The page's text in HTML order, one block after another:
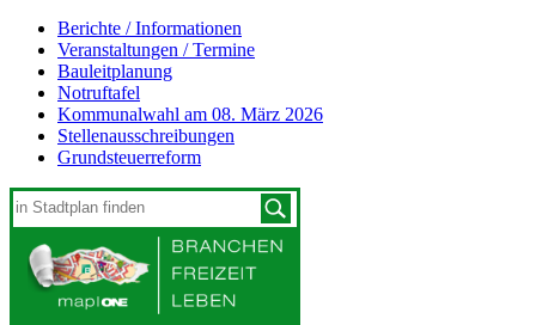
Berichte / Informationen
Veranstaltungen / Termine
Bauleitplanung
Notruftafel
Kommunalwahl am 08. März 2026
Stellenausschreibungen
Grundsteuerreform